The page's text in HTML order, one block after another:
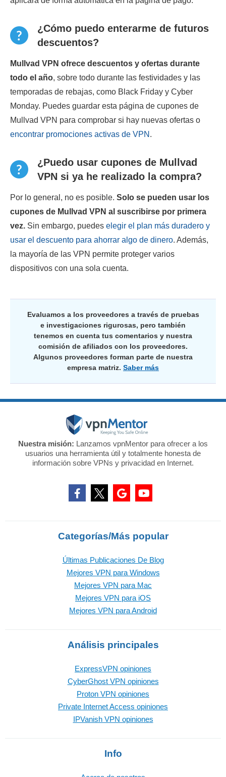
¿Cómo puedo enterarme de futuros
descuentos?
Mullvad VPN ofrece descuentos y ofertas durante
todo el año, sobre todo durante las festividades y las
temporadas de rebajas, como Black Friday y Cyber
Monday. Puedes guardar esta página de cupones de
Mullvad VPN para comprobar si hay nuevas ofertas o
encontrar promociones activas de VPN .
¿Puedo usar cupones de Mullvad
VPN si ya he realizado la compra?
Por lo general, no es posible. Solo se pueden usar los
cupones de Mullvad VPN al suscribirse por primera
vez. Sin embargo, puedes elegir el plan más duradero y
usar el descuento para ahorrar algo de dinero. Además,
la mayoría de las VPN permite proteger varios
dispositivos con una sola cuenta.
Evaluamos a los proveedores a través de pruebas
e investigaciones rigurosas, pero también
tenemos en cuenta tus comentarios y nuestra
comisión de afiliados con los proveedores.
Algunos proveedores forman parte de nuestra
empresa matriz. Saber más
Nuestra misión: Lanzamos vpnMentor para ofrecer a los
usuarios una herramienta útil y totalmente honesta de
información sobre VPNs y privacidad en Internet.
Categorías/Más popular
Últimas Publicaciones De Blog
Mejores VPN para Windows
Mejores VPN para Mac
Mejores VPN para iOS
Mejores VPN para Android
Análisis principales
ExpressVPN opiniones
CyberGhost VPN opiniones
Proton VPN opiniones
Private Internet Access opiniones
IPVanish VPN opiniones
Info